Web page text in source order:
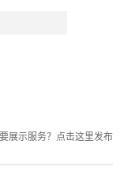
展示服务？ 点击这里发布